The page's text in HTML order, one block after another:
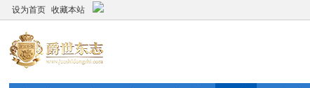
设为首页 收藏本站